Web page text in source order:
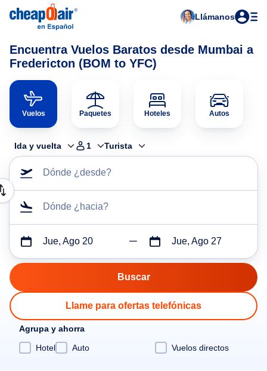
Llámanos
Encuentra Vuelos Baratos desde Mumbai a
Fredericton (BOM to YFC)
Vuelos Paquetes Hoteles Autos
Ida y vuelta 1 Turista
Dónde ¿desde?
Dónde ¿hacia?
Jue, Ago 20 Jue, Ago 27
Llame para ofertas telefónicas
Agrupa y ahorra
Hotel
Auto Vuelos directos